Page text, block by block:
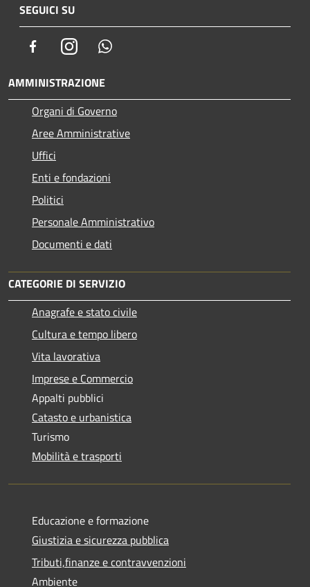
SEGUICI SU
FacebookInstagram
AMMINISTRAZIONE
Organi di Governo
Aree Amministrative
Uffici
Enti e fondazioni
Politici
Personale Amministrativo
Documenti e dati
CATEGORIE DI SERVIZIO
Anagrafe e stato civile
Cultura e tempo libero
Vita lavorativa
Imprese e Commercio
Appalti pubblici
Catasto e urbanistica
Turismo
Mobilità e trasporti
Educazione e formazione
Giustizia e sicurezza pubblica
Tributi,finanze e contravvenzioni
Ambiente